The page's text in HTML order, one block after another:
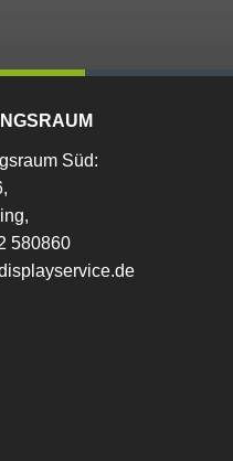
Süd:
580860